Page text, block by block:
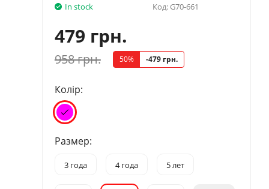
In stock Код: G70-661
479 грн.
958 грн. 50% -479 грн.
Колір:
Размер:
3 года 4 года 5 лет